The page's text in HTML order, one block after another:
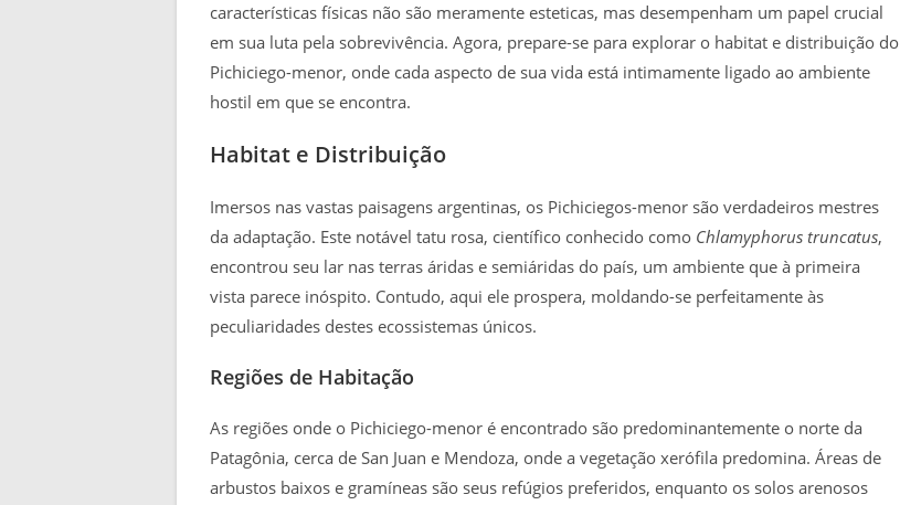
características físicas não são meramente esteticas, mas desempenham um papel crucial
em sua luta pela sobrevivência. Agora, prepare-se para explorar o habitat e distribuição do
Pichiciego-menor, onde cada aspecto de sua vida está intimamente ligado ao ambiente
hostil em que se encontra.
Habitat e Distribuição
Imersos nas vastas paisagens argentinas, os Pichiciegos-menor são verdadeiros mestres
da adaptação. Este notável tatu rosa, científico conhecido como Chlamyphorus truncatus,
encontrou seu lar nas terras áridas e semiáridas do país, um ambiente que à primeira
vista parece inóspito. Contudo, aqui ele prospera, moldando-se perfeitamente às
peculiaridades destes ecossistemas únicos.
Regiões de Habitação
As regiões onde o Pichiciego-menor é encontrado são predominantemente o norte da
Patagônia, cerca de San Juan e Mendoza, onde a vegetação xerófila predomina. Áreas de
arbustos baixos e gramíneas são seus refúgios preferidos, enquanto os solos arenosos